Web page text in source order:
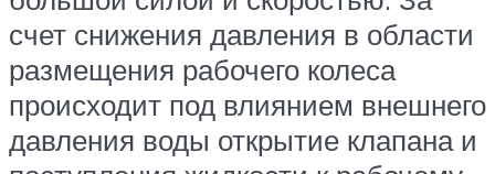
счет снижения давления в области
размещения рабочего колеса
происходит под влиянием внешнего
давления воды открытие клапана и